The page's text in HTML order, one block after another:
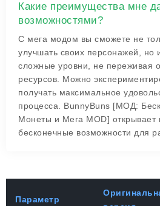
Какие преимущества мне
возможностями?
С мега модом вы сможете не
улучшать своих персонажей, но
сложные уровни, не переживая о
ресурсов. Можно
получать максимальное
процесса. BunnyBuns [МОД:
Монеты и Мега MOD] открывает
бесконечные возможности для
Параметр